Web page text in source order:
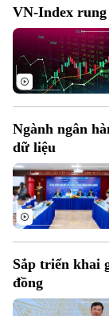
VN-Index rung
Ngành ngân
dữ liệu
Sắp triển khai
đồng